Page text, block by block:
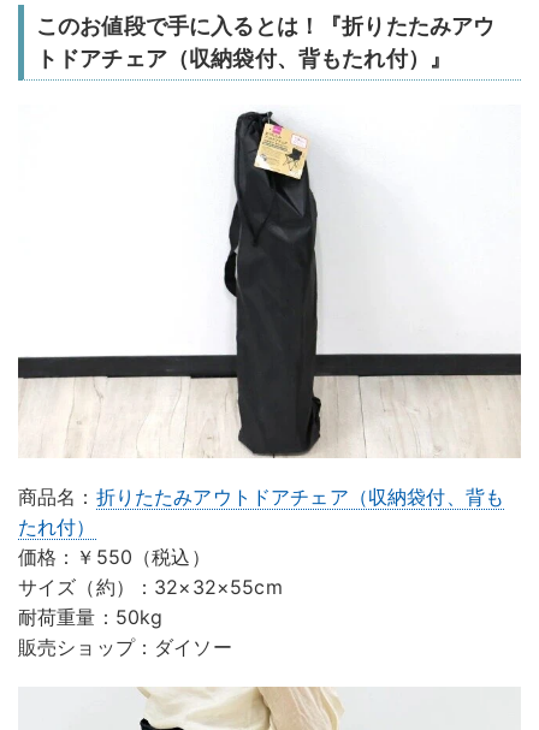
このお値段で手に入るとは！『折りたたみアウ
トドアチェア（収納袋付、背もたれ付）』
商品名： 折りたたみアウトドアチェア（収納袋付、背も
たれ付）
価格：￥550（税込）
サイズ（約）：32×32×55cm
耐荷重量：50kg
販売ショップ：ダイソー